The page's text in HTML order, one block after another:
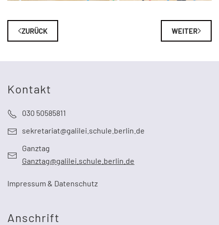
ZURÜCK WEITER
Kontakt
030 50585811
sekretariat@galilei.schule.berlin.de
Ganztag
Ganztag@galilei.schule.berlin.de
Impressum & Datenschutz
Anschrift